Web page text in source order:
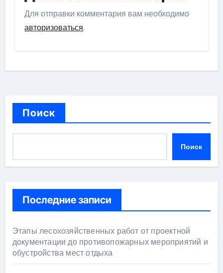
Для отправки комментария вам необходимо
авторизоваться.
Поиск
Поиск
Последние записи
Этапы лесохозяйственных работ от проектной
документации до противопожарных мероприятий и
обустройства мест отдыха